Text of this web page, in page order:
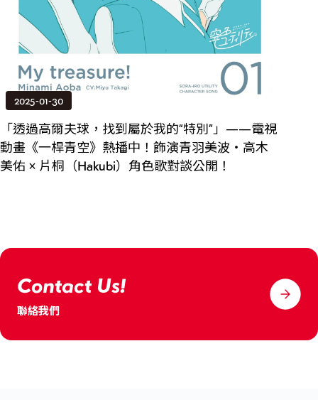
2025-01-30
「透過高爾夫球，找到屬於我的“特別”」——電視
動畫《一桿青空》熱播中！飾演青羽美波・高木
美佑 × 片桐（Hakubi）角色歌對談公開！
Contact Us!
聯絡我們